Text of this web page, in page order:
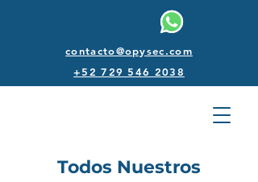
contacto@opysec.com
+52 729 546 2038
Todos Nuestros